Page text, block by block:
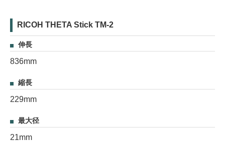
RICOH THETA Stick TM-2
伸長
836mm
縮長
229mm
最大径
21mm